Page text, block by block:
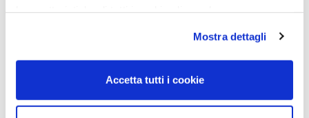
di cookie accettare. Per ulteriori informazioni consulta la
cookie policy.
Mostra dettagli
Accetta tutti i cookie
provenienti dai core web vitals.